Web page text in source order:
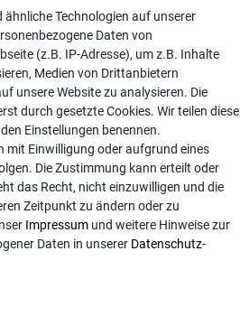
- Exserv | Realisationcolornativ /
ähnliche Technologien auf unserer
Daten von
(z.B. IP-Adresse), um z.B. Inhalte
Medien von Drittanbietern
unsere Website zu analysieren. Die
durch gesetzte Cookies. Wir teilen diese
Einstellungen benennen.
mit Einwilligung oder aufgrund eines
Die Zustimmung kann erteilt oder
das Recht, nicht einzuwilligen und die
Zeitpunkt zu ändern oder zu
Impressum und weitere Hinweise zur
Daten in unserer Daten­schutz­